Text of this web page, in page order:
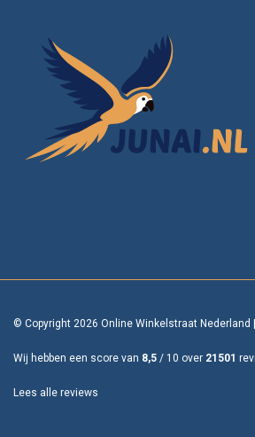
© Copyright 2026 Online Winkelstraat Nederland
Wij hebben een score van 8,5 / 10 over 21501
Lees alle reviews